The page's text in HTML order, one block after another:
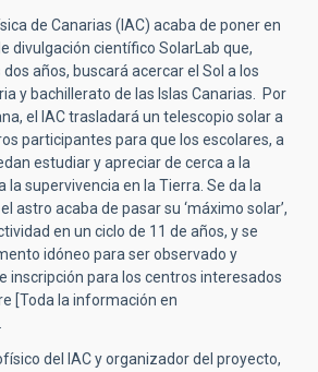
de Canarias (IAC) acaba de poner en
divulgación científico SolarLab que,
años, buscará acercar el Sol a los
y bachillerato de las Islas Canarias. Por
el IAC trasladará un telescopio solar a
participantes para que los escolares, a
estudiar y apreciar de cerca a la
la supervivencia en la Tierra. Se da la
astro acaba de pasar su ‘máximo solar’,
en un ciclo de 11 de años, y se
idóneo para ser observado y
inscripción para los centros interesados
[Toda la información en
].
del IAC y organizador del proyecto,